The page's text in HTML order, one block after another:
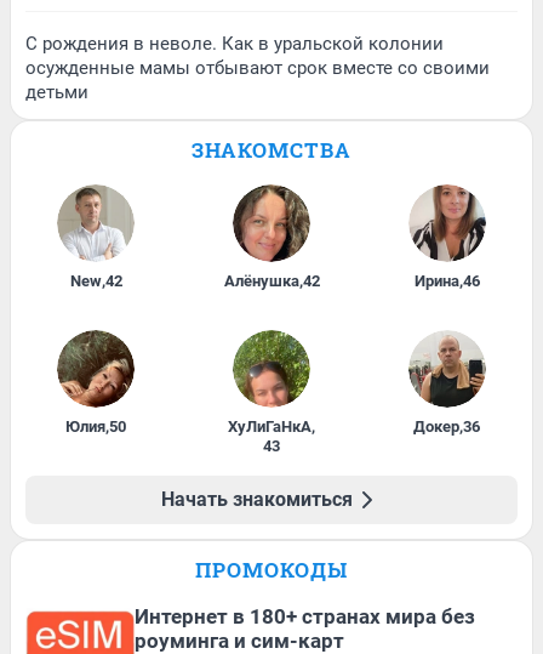
С рождения в неволе. Как в уральской колонии
осужденные мамы отбывают срок вместе со своими
детьми
ЗНАКОМСТВА
New,42 Алёнушка,42 Ирина,46
Юлия,50 ХуЛиГаНкА,
43
Докер,36
Начать знакомиться
ПРОМОКОДЫ
Интернет в 180+ странах мира без
роуминга и сим-карт